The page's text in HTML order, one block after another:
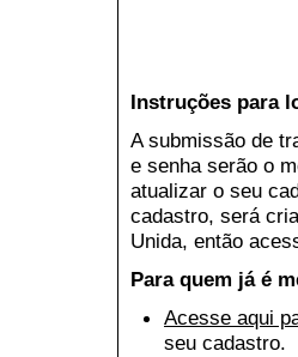
Instruções para
A submissão de
e senha serão o
atualizar o seu
cadastro, será
Unida, então
Para quem já é
Acesse aqui
seu cadastro.